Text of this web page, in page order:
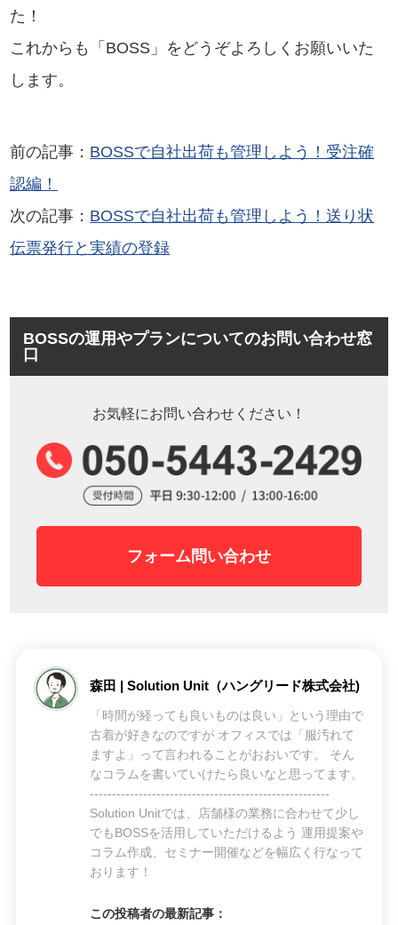
た！
これからも「BOSS」をどうぞよろしくお願いいた
します。
前の記事： BOSSで自社出荷も管理しよう！受注確
認編！
次の記事： BOSSで自社出荷も管理しよう！送り状
伝票発行と実績の登録
BOSSの運用やプランについてのお問い合わせ窓
口
お気軽にお問い合わせください！
フォーム問い合わせ
森田 | Solution Unit（ハングリード株式会社)
「時間が経っても良いものは良い」という理由で
古着が好きなのですが オフィスでは「服汚れて
ますよ」って言われることがおおいです。 そん
なコラムを書いていけたら良いなと思ってます。
------------------------------------------------------
Solution Unitでは、店舗様の業務に合わせて少し
でもBOSSを活用していただけるよう 運用提案や
コラム作成、セミナー開催などを幅広く行なって
おります！
この投稿者の最新記事：